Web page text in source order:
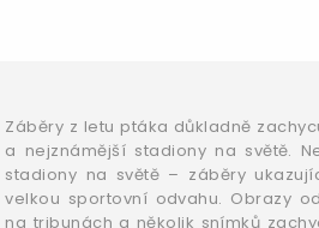
Záběry z letu ptáka důkladně
a nejznámější stadiony na světě.
stadiony na světě – záběry
velkou sportovní odvahu. Obrazy
na tribunách a několik snímků